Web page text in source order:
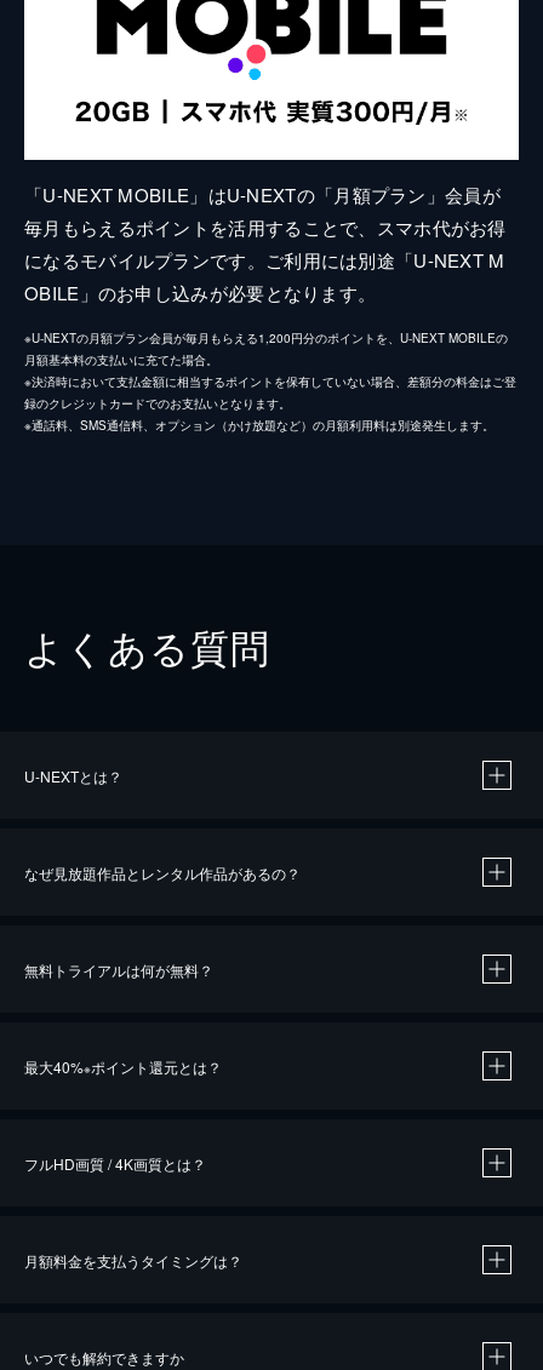
「U-NEXT MOBILE」はU-NEXTの「月額プラン」会員が
毎月もらえるポイントを活用することで、スマホ代がお得
になるモバイルプランです。ご利用には別途「U-NEXT M
OBILE」のお申し込みが必要となります。
※U-NEXTの月額プラン会員が毎月もらえる1,200円分のポイントを、U-NEXT MOBILEの
月額基本料の支払いに充てた場合。
※決済時において支払金額に相当するポイントを保有していない場合、差額分の料金はご登
録のクレジットカードでのお支払いとなります。
※通話料、SMS通信料、オプション（かけ放題など）の月額利用料は別途発生します。
よくある質問
U-NEXTとは？
なぜ見放題作品とレンタル作品があるの？
無料トライアルは何が無料？
最大40%※ポイント還元とは？
※40％ポイント還元の対象は、クレジットカード決済による作品の購入 / レンタルです。
フルHD画質 / 4K画質とは？
月額料金を支払うタイミングは？
いつでも解約できますか